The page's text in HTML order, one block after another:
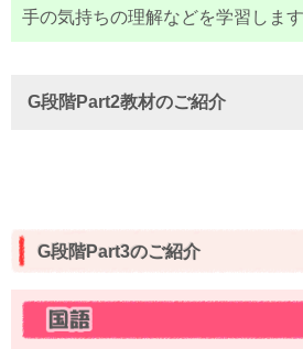
手の気持ちの理解などを学習します
G段階Part2教材のご紹介
G段階Part3のご紹介